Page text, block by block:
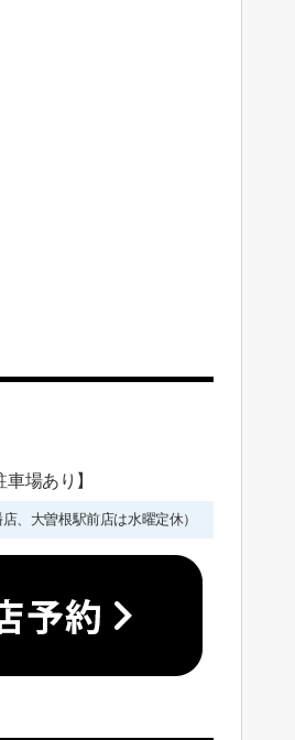
場あり】
、大曽根駅前店は水曜定休）